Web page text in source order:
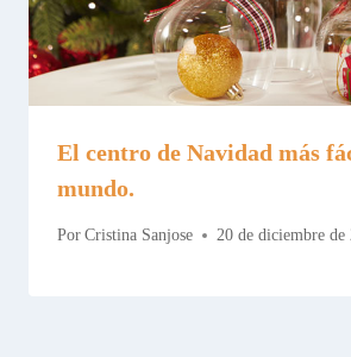
El centro de Navidad más
mundo.
Por Cristina Sanjose 20 de diciembre de